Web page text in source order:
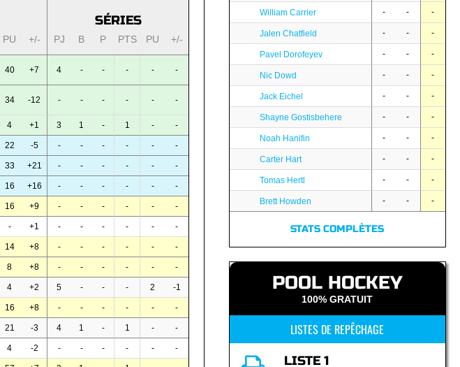
SÉRIES
PU +/- PJ B P PTS PU +/-
40 +7 4 - - - - -
34 -12 - - - - - -
4 +1 3 1 - 1 - -
22 -5 - - - - - -
33 +21 - - - - - -
16 +16 - - - - - -
16 +9 - - - - - -
- +1 - - - - - -
14 +8 - - - - - -
8 +8 - - - - - -
4 +2 5 - - - 2 -1
16 +8 - - - - - -
21 -3 4 1 - 1 - -
4 -2 - - - - - -
William Carrier - - -
Jalen Chatfield - - -
Pavel Dorofeyev - - -
Nic Dowd - - -
Jack Eichel - - -
Shayne Gostisbehere - - -
Noah Hanifin - - -
Carter Hart - - -
Tomas Hertl - - -
Brett Howden - - -
STATS COMPLÈTES
POOL HOCKEY
100% GRATUIT
LISTES DE REPÊCHAGE
LISTE 1